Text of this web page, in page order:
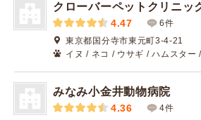
クローバーペットクリニッ
4.47
6件
東京都国分寺市東元町3-4-21
イヌ / ネコ / ウサギ / ハムスター
みなみ小金井動物病院
4.36
4件